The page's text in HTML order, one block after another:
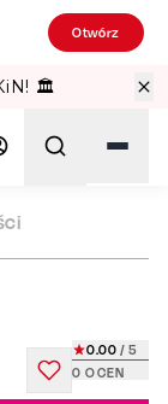
Otwórz
🏛️
0 OCEN
0.00 / 5